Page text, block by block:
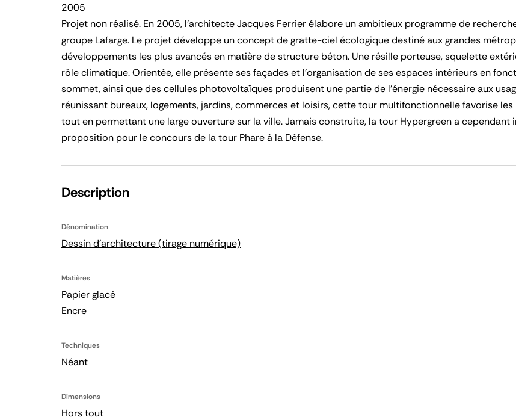
2005
Projet non réalisé. En 2005, l’architecte Jacques Ferrier élabore un ambitieux programme de
groupe Lafarge. Le projet développe un concept de gratte-ciel écologique destiné aux grandes
développements les plus avancés en matière de structure béton. Une résille porteuse, squelette
rôle climatique. Orientée, elle présente ses façades et l’organisation de ses espaces intérieurs en
sommet, ainsi que des cellules photovoltaïques produisent une partie de l’énergie nécessaire aux
réunissant bureaux, logements, jardins, commerces et loisirs, cette tour multifonctionnelle favorise
tout en permettant une large ouverture sur la ville. Jamais construite, la tour Hypergreen a cependant
proposition pour le concours de la tour Phare à la Défense.
Description
Dénomination
Dessin d'architecture (tirage numérique)
Matières
Papier glacé
Encre
Techniques
Néant
Dimensions
Hors tout